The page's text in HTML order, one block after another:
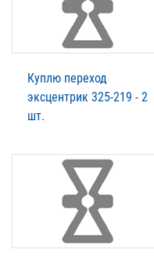
Куплю переход
эксцентрик 325-219 - 2
шт.